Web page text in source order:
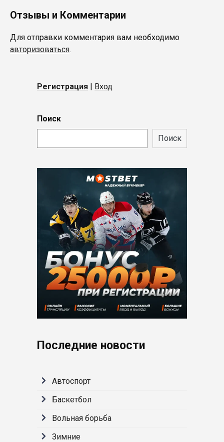
Отзывы и Комментарии
Для отправки комментария вам необходимо
авторизоваться.
Регистрация | Вход
Поиск
Поиск
Последние новости
Автоспорт
Баскетбол
Вольная борьба
Зимние